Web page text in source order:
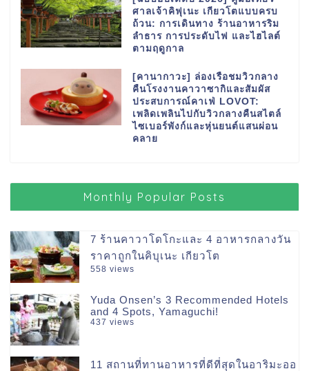
ศาลเจ้าคิฟุเนะ เกียวโตแบบครบ
ถ้วน: การเดินทาง ร้านอาหารริม
ลำธาร การประดับไฟ และไฮไลต์
ตามฤดูกาล
[คานากาวะ] ล่องเรือชมวิวกลาง
คืนโรงงานคาวาซากิและสัมผัส
ประสบการณ์คาเฟ่ LOVOT:
เพลิดเพลินไปกับวิวกลางคืนสไตล์
ไซเบอร์พังก์และหุ่นยนต์แสนผ่อน
คลาย
Monthly Popular Posts
7 ร้านคาวาโดโกะและ 4 อาหารกลางวัน
ราคาถูกในคิบุเนะ เกียวโต
558 views
Yuda Onsen’s 3 Recommended Hotels
and 4 Spots, Yamaguchi!
437 views
11 สถานที่ทานอาหารที่ดีที่สุดในอาริมะออ